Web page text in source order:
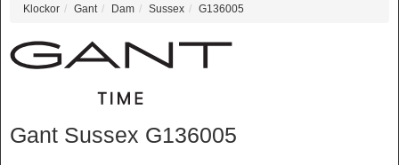
Klockor Gant Dam Sussex G136005
Gant Sussex G136005